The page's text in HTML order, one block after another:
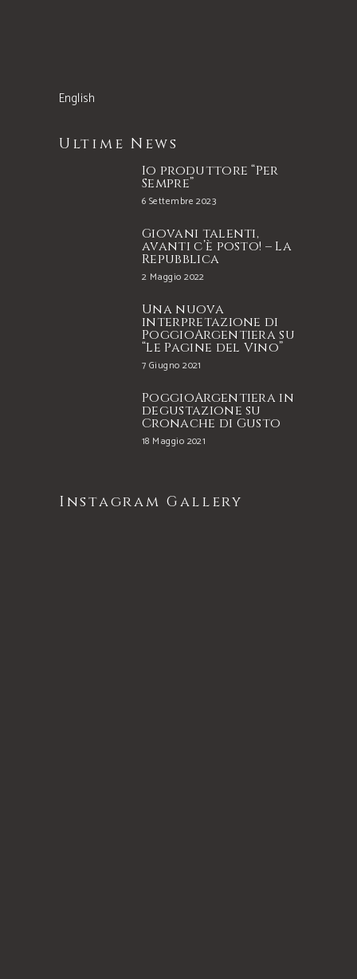
English
Ultime News
Io produttore “Per
Sempre”
6 Settembre 2023
Giovani talenti,
avanti c’è posto! – La
Repubblica
2 Maggio 2022
Una nuova
interpretazione di
PoggioArgentiera su
“Le Pagine del Vino”
7 Giugno 2021
PoggioArgentiera in
degustazione su
Cronache di Gusto
18 Maggio 2021
Instagram Gallery